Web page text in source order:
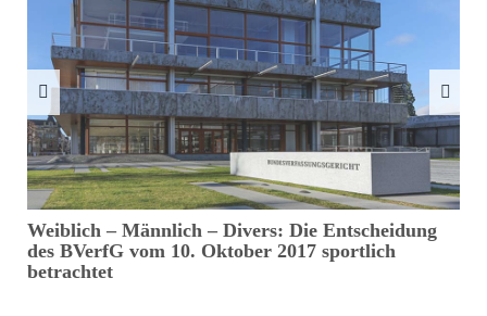
Weiblich – Männlich – Divers: Die Entscheidung
des BVerfG vom 10. Oktober 2017 sportlich
betrachtet